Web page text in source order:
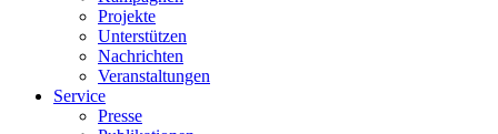
Projekte
Unterstützen
Nachrichten
Veranstaltungen
Service
Presse